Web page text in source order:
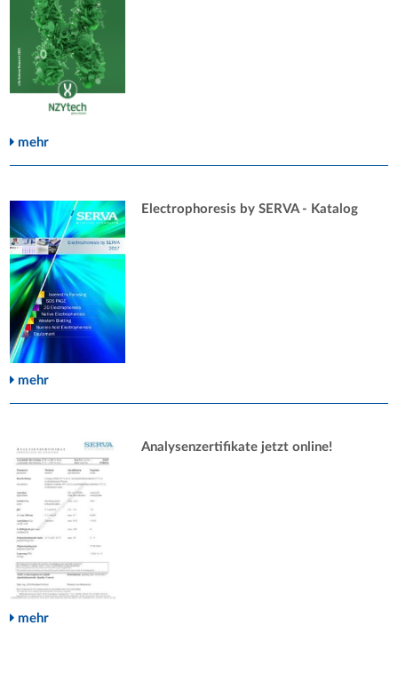
mehr
Electrophoresis by SERVA - Katalog
mehr
Analysenzertifikate jetzt online!
mehr